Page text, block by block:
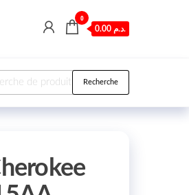
0
0.00 د.م.
pour : Recherche